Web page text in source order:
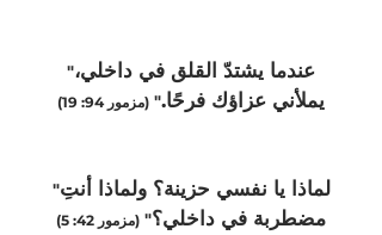
"عندما يشتدّ القلق في داخلي،
يملأني عزاؤك فرحًا." (مزمور 94: 19)
"لماذا يا نفسي حزينة؟ ولماذا أنتِ
مضطربة في داخلي؟" (مزمور 42: 5)